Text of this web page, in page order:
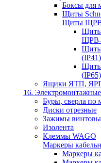
Боксы для
Щиты
Щиты
Щиты
Щиты
(IP41)
Щиты
(IP65)
Ящики ЯТП,
16.
Буры, сверла по
Диски отрезные
Зажимы
Изолента
Клеммы WAGO
Маркеры
Маркеры